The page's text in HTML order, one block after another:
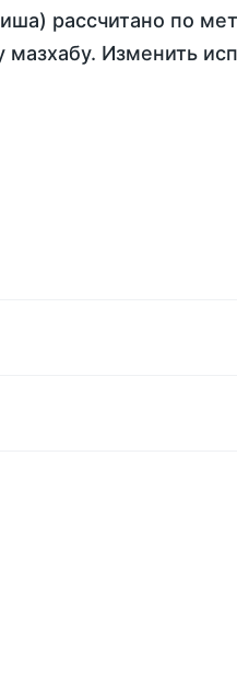
рассчитано по
Изменить